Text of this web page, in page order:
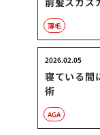
薄毛
寝ている間
術
2026.02.05
AGA